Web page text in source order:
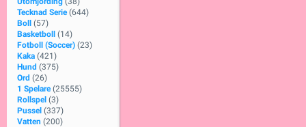
Tecknad Serie (644)
Boll
(57)
Basketboll
(14)
Fotboll (Soccer) (23)
Kaka (421)
Hund (375)
Ord (26)
1 Spelare (25555)
Rollspel (3)
Pussel (337)
Vatten (200)